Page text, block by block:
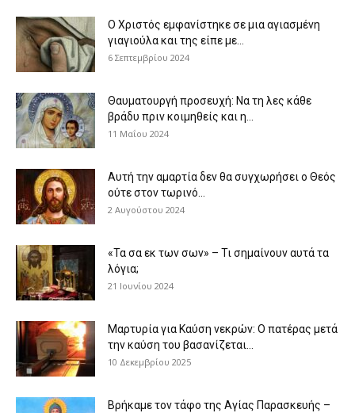
Ο Χριστός εμφανίστηκε σε μια αγιασμένη
γιαγιούλα και της είπε με...
6 Σεπτεμβρίου 2024
Θαυματουργή προσευχή: Να τη λες κάθε
βράδυ πριν κοιμηθείς και η...
11 Μαΐου 2024
Αυτή την αμαρτία δεν θα συγχωρήσει ο Θεός
ούτε στον τωρινό...
2 Αυγούστου 2024
«Τα σα εκ των σων» – Τι σημαίνουν αυτά τα
λόγια;
21 Ιουνίου 2024
Μαρτυρία για Καύση νεκρών: Ο πατέρας μετά
την καύση του βασανίζεται...
10 Δεκεμβρίου 2025
Βρήκαμε τον τάφο της Αγίας Παρασκευής –